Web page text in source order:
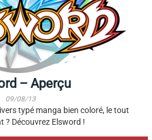
– Aperçu
09/08/13
typé manga bien coloré, le tout
? Découvrez Elsword !